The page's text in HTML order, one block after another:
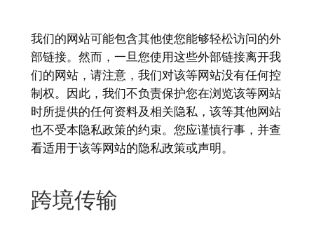
我们的网站可能包含其他使您能够轻松访问的外
部链接。然而，一旦您使用这些外部链接离开我
们的网站，请注意，我们对该等网站没有任何控
制权。因此，我们不负责保护您在浏览该等网站
时所提供的任何资料及相关隐私，该等其他网站
也不受本隐私政策的约束。您应谨慎行事，并查
看适用于该等网站的隐私政策或声明。
跨境传输